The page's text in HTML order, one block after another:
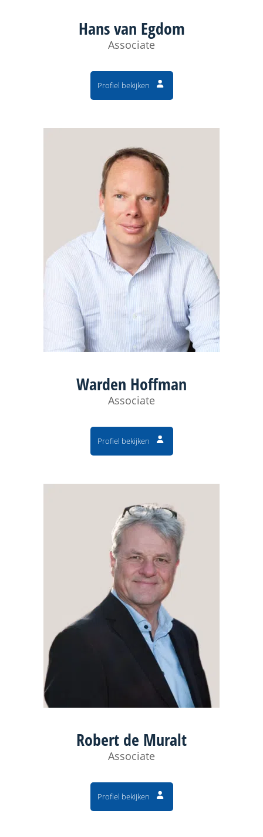
Hans van Egdom
Associate
Profiel bekijken
Warden Hoffman
Associate
Profiel bekijken
Robert de Muralt
Associate
Profiel bekijken